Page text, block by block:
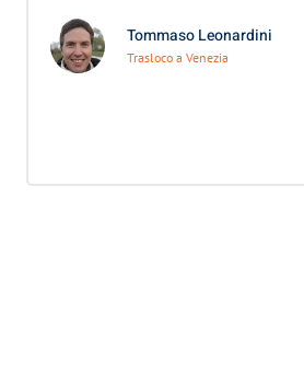
Tommaso Leonardini
Trasloco a Venezia